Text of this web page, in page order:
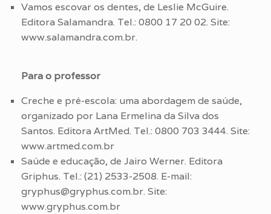
Vamos escovar os dentes, de Leslie McGuire.
Editora Salamandra. Tel.: 0800 17 20 02. Site:
www.salamandra.com.br.
Para o professor
Creche e pré-escola: uma abordagem de saúde,
organizado por Lana Ermelina da Silva dos
Santos. Editora ArtMed. Tel.: 0800 703 3444. Site:
www.artmed.com.br
Saúde e educação, de Jairo Werner. Editora
Griphus. Tel.: (21) 2533-2508. E-mail:
gryphus@gryphus.com.br. Site:
www.gryphus.com.br